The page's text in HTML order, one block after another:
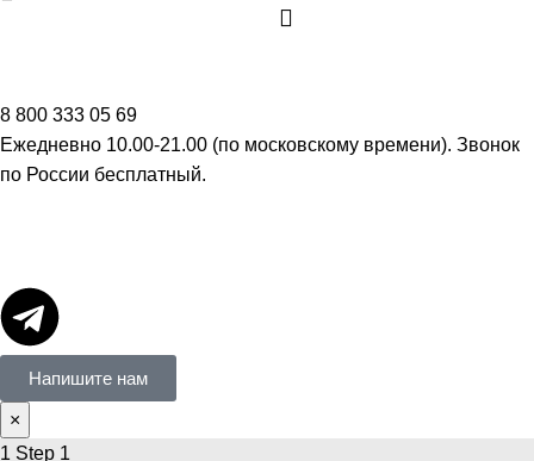
8 800 333 05 69
Ежедневно 10.00-21.00 (по московскому времени). Звонок
по России бесплатный.
Напишите нам
×
1 Step 1